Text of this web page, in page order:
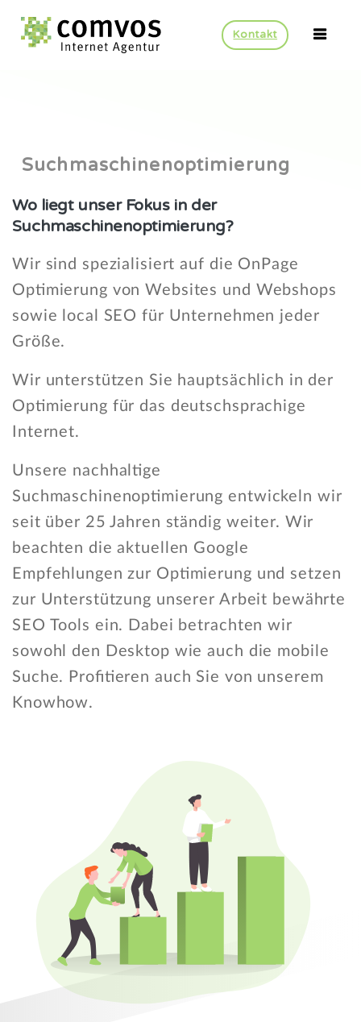
Kontakt
Suchmaschinenoptimierung
Wo liegt unser Fokus in der
Suchmaschinenoptimierung?
Wir sind spezialisiert auf die OnPage
Optimierung von Websites und Webshops
sowie local SEO für Unternehmen jeder
Größe.
Wir unterstützen Sie hauptsächlich in der
Optimierung für das deutschsprachige
Internet.
Unsere nachhaltige
Suchmaschinenoptimierung entwickeln wir
seit über 25 Jahren ständig weiter. Wir
beachten die aktuellen Google
Empfehlungen zur Optimierung und setzen
zur Unterstützung unserer Arbeit bewährte
SEO Tools ein. Dabei betrachten wir
sowohl den Desktop wie auch die mobile
Suche. Profitieren auch Sie von unserem
Knowhow.